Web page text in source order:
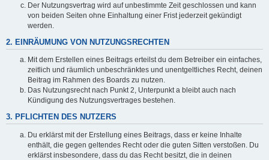
Der Nutzungsvertrag wird auf unbestimmte Zeit geschlossen und kann
von beiden Seiten ohne Einhaltung einer Frist jederzeit gekündigt
werden.
2. EINRÄUMUNG VON NUTZUNGSRECHTEN
Mit dem Erstellen eines Beitrags erteilst du dem Betreiber ein einfaches,
zeitlich und räumlich unbeschränktes und unentgeltliches Recht, deinen
Beitrag im Rahmen des Boards zu nutzen.
Das Nutzungsrecht nach Punkt 2, Unterpunkt a bleibt auch nach
Kündigung des Nutzungsvertrages bestehen.
3. PFLICHTEN DES NUTZERS
Du erklärst mit der Erstellung eines Beitrags, dass er keine Inhalte
enthält, die gegen geltendes Recht oder die guten Sitten verstoßen. Du
erklärst insbesondere, dass du das Recht besitzt, die in deinen